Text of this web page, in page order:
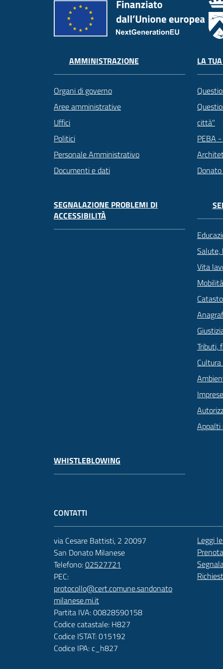
AMMINISTRAZIONE
Organi di governo
Aree amministrative
Uffici
Politici
Personale Amministrativo
Documenti e dati
LA
città"
PEBA
SEGNALAZIONE PROBLEMI DI
ACCESSIBILITÀ
Salute,
Vita
Tributi,
Appalti
WHISTLEBLOWING
CONTATTI
via Cesare Battisti, 2 20097
San Donato Milanese
Telefono:02527721
PEC:
protocollo@cert.comune.sandonato
milanese.mi.it
Partita IVA: 00828590158
Codice catastale: H827
Codice ISTAT: 015192
Codice IPA: c_h827
Leggi